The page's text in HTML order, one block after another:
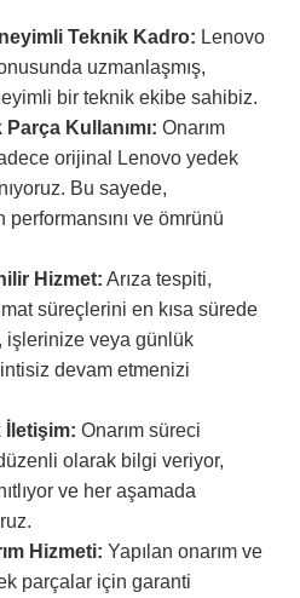
Teknik Kadro: Lenovo
uzmanlaşmış,
bir teknik ekibe sahibiz.
Kullanımı: Onarım
orijinal Lenovo yedek
Bu sayede,
performansını ve ömrünü
Hizmet: Arıza tespiti,
süreçlerini en kısa sürede
işlerinize veya günlük
devam etmenizi
İletişim: Onarım süreci
olarak bilgi veriyor,
ve her aşamada
Hizmeti: Yapılan onarım ve
parçalar için garanti